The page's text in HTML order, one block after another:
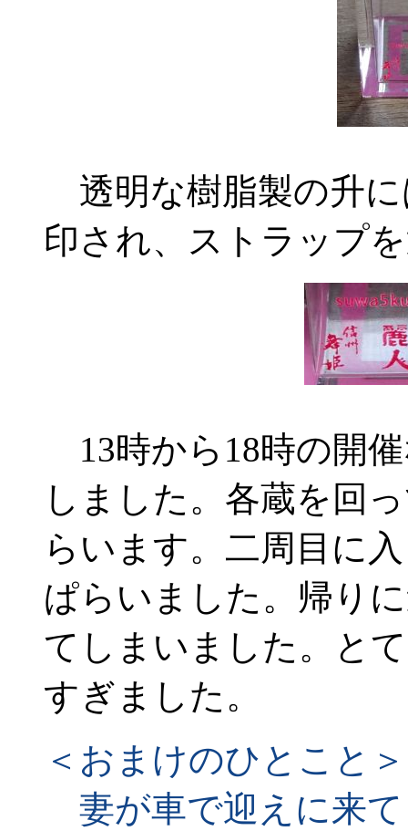
透明な樹脂製の升
印され、ストラップ
13時から18時の開
しました。各蔵を回
らいます。二周目に
ぱらいました。帰り
てしまいました。と
すぎました。
＜おまけのひとこと＞
妻が車で迎えに来